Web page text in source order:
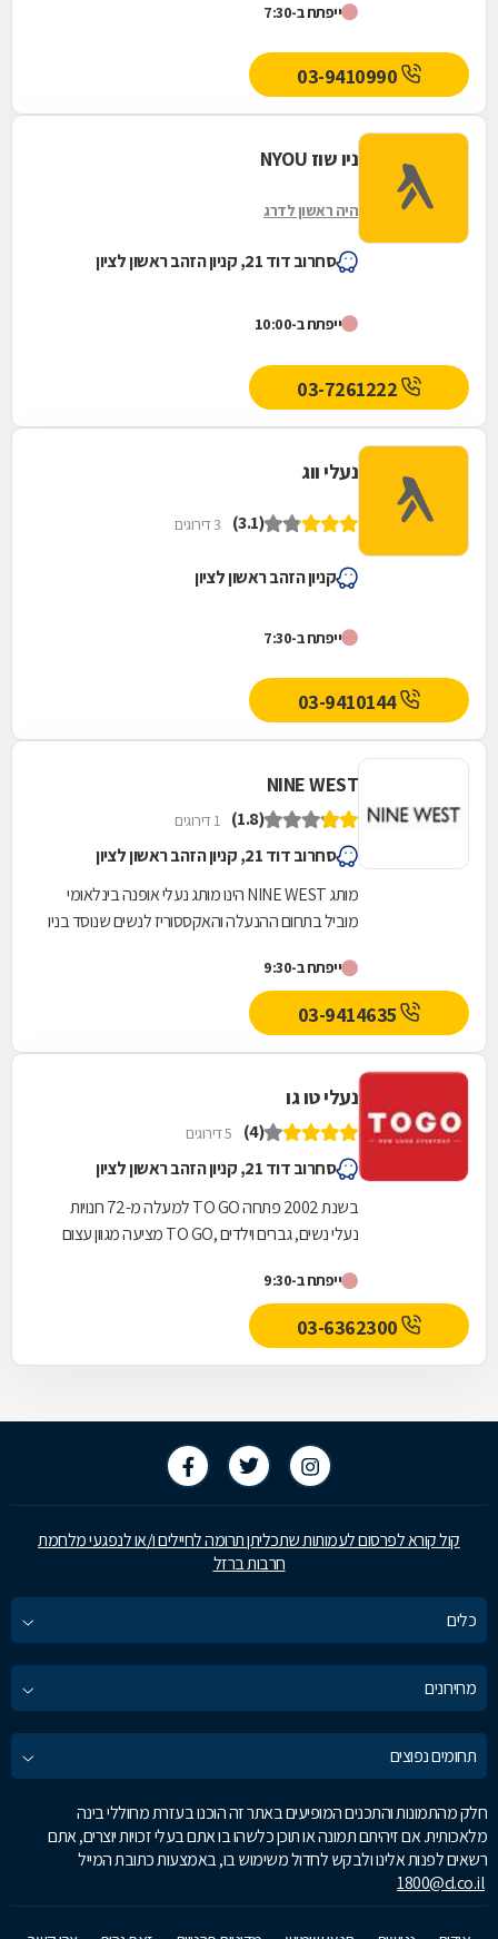
ייפתח ב-7:30
ניו שוז NYOU
היה ראשון לדרג
סחרוב דוד 21, קניון הזהב ראשון לציון
ייפתח ב-10:00
נעלי ווג
(3.1) 3 דירוגים
קניון הזהב ראשון לציון
ייפתח ב-7:30
03-9410144
NINE WEST
(1.8) 1 דירוגים
סחרוב דוד 21, קניון הזהב ראשון לציון
מותג NINE WEST הינו מותג נעלי אופנה בינלאומי
מוביל בתחום ההנעלה והאקססוריז לנשים שנוסד בניו
מדינות...
ייפתח ב-9:30
03-9414635
נעלי טו גו
(4) 5 דירוגים
סחרוב דוד 21, קניון הזהב ראשון לציון
בשנת 2002 פתחה TO GO למעלה מ-72 חנויות
נעלי נשים, גברים וילדים ,TO GO מציעה מגוון עצום
ומתחדשים...
ייפתח ב-9:30
03-6362300
קול קורא לפרסום לעמותות שתכליתן תרומה לחיילים ו/או לנפגעי מלחמת
חרבות ברזל
כלים
מחירונים
תחומים נפוצים
חלק מהתמונות והתכנים המופיעים באתר זה הוכנו בעזרת מחוללי בינה
מלאכותית. אם זיהיתם תמונה או תוכן כלשהו בו אתם בעלי זכויות יוצרים, אתם
רשאים לפנות אלינו ולבקש לחדול משימוש בו, באמצעות כתובת המייל
1800@d.co.il